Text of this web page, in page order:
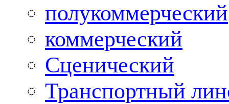
полукоммерческий
коммерческий
Сценический
Транспортный